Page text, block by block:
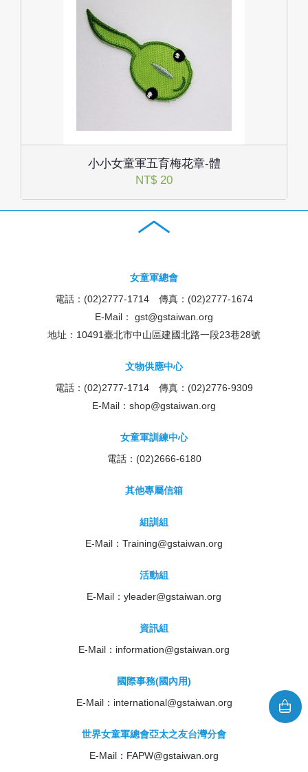
小小女童軍五育梅花章-體
NT$ 20
女童軍總會
電話：(02)2777-1714 傳真：(02)2777-1674
E-Mail： gst@gstaiwan.org
地址：10491臺北市中山區建國北路一段23巷28號
文物供應中心
電話：(02)2777-1714 傳真：(02)2776-9309
E-Mail： shop@gstaiwan.org
女童軍訓練中心
電話：(02)2666-6180
其他專屬信箱
組訓組
E-Mail： Training@gstaiwan.org
活動組
E-Mail： yleader@gstaiwan.org
資訊組
E-Mail： information@gstaiwan.org
國際事務(國內用)
E-Mail： international@gstaiwan.org
世界女童軍總會亞太之友台灣分會
E-Mail： FAPW@gstaiwan.org